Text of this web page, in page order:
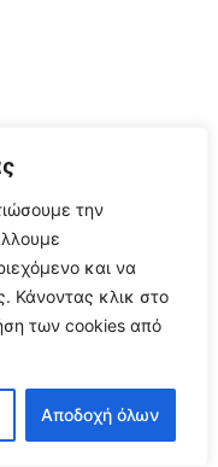
την
και να
Κάνοντας κλικ στο
των cookies από
Αποδοχή όλων